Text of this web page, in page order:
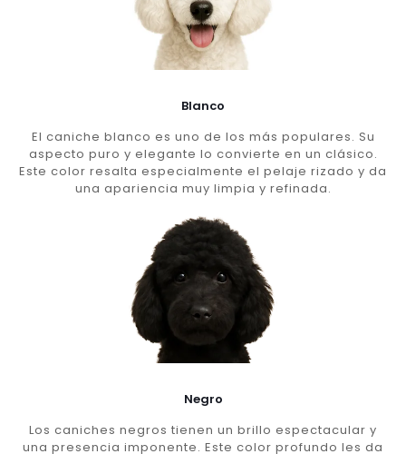
Blanco
El caniche blanco es uno de los más populares. Su
aspecto puro y elegante lo convierte en un clásico.
Este color resalta especialmente el pelaje rizado y da
una apariencia muy limpia y refinada.
Negro
Los caniches negros tienen un brillo espectacular y
una presencia imponente. Este color profundo les da